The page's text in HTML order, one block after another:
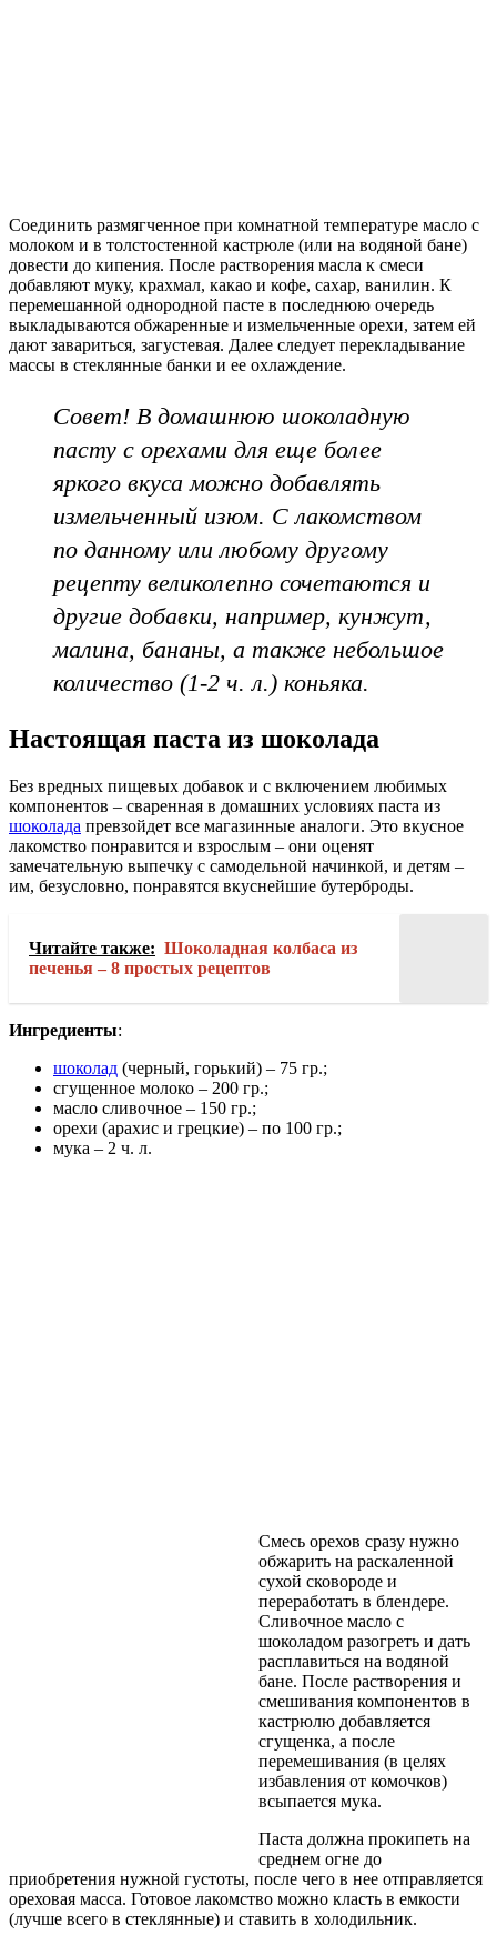
Соединить размягченное при комнатной температуре масло с
молоком и в толстостенной кастрюле (или на водяной бане)
довести до кипения. После растворения масла к смеси
добавляют муку, крахмал, какао и кофе, сахар, ванилин. К
перемешанной однородной пасте в последнюю очередь
выкладываются обжаренные и измельченные орехи, затем ей
дают завариться, загустевая. Далее следует перекладывание
массы в стеклянные банки и ее охлаждение.
Совет! В домашнюю шоколадную
пасту с орехами для еще более
яркого вкуса можно добавлять
измельченный изюм. С лакомством
по данному или любому другому
рецепту великолепно сочетаются и
другие добавки, например, кунжут,
малина, бананы, а также небольшое
количество (1-2 ч. л.) коньяка.
Настоящая паста из шоколада
Без вредных пищевых добавок и с включением любимых
компонентов – сваренная в домашних условиях паста из
шоколада превзойдет все магазинные аналоги. Это вкусное
лакомство понравится и взрослым – они оценят
замечательную выпечку с самодельной начинкой, и детям –
им, безусловно, понравятся вкуснейшие бутерброды.
Читайте также: Шоколадная колбаса из
печенья – 8 простых рецептов
Ингредиенты:
шоколад (черный, горький) – 75 гр.;
сгущенное молоко – 200 гр.;
масло сливочное – 150 гр.;
орехи (арахис и грецкие) – по 100 гр.;
мука – 2 ч. л.
Смесь орехов сразу нужно
обжарить на раскаленной
сухой сковороде и
переработать в блендере.
Сливочное масло с
шоколадом разогреть и дать
расплавиться на водяной
бане. После растворения и
смешивания компонентов в
кастрюлю добавляется
сгущенка, а после
перемешивания (в целях
избавления от комочков)
всыпается мука.
Паста должна прокипеть на
среднем огне до
приобретения нужной густоты, после чего в нее отправляется
ореховая масса. Готовое лакомство можно класть в емкости
(лучше всего в стеклянные) и ставить в холодильник.